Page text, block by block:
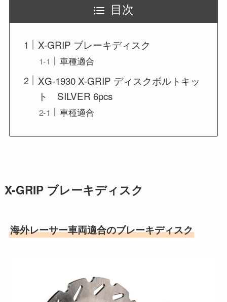
目次
X-GRIP ブレーキディスク
車種適合
XG-1930 X-GRIP ディスクボルトキッ
ト SILVER 6pcs
車種適合
X-GRIP ブレーキディスク
海外レーサー車両適合のブレーキディスク